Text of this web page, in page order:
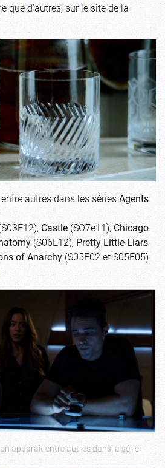
que d’autres, sur le site de la
autres dans les sériesAgents
Castle (SO7e11),Chicago
(S06E12),Pretty Little Liars
of Anarchy(S05E02 et S05E05)
apparaît entre autres dans la série